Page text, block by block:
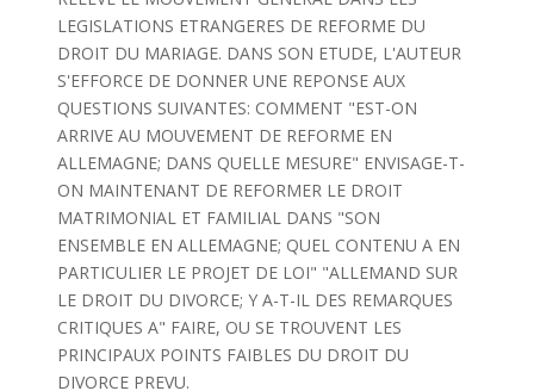
LEGISLATIONS ETRANGERES DE REFORME DU
DROIT DU MARIAGE. DANS SON ETUDE, L'AUTEUR
S'EFFORCE DE DONNER UNE REPONSE AUX
QUESTIONS SUIVANTES: COMMENT "EST-ON
ARRIVE AU MOUVEMENT DE REFORME EN
ALLEMAGNE; DANS QUELLE MESURE" ENVISAGE-T-
ON MAINTENANT DE REFORMER LE DROIT
MATRIMONIAL ET FAMILIAL DANS "SON
ENSEMBLE EN ALLEMAGNE; QUEL CONTENU A EN
PARTICULIER LE PROJET DE LOI" "ALLEMAND SUR
LE DROIT DU DIVORCE; Y A-T-IL DES REMARQUES
CRITIQUES A" FAIRE, OU SE TROUVENT LES
PRINCIPAUX POINTS FAIBLES DU DROIT DU
DIVORCE PREVU.